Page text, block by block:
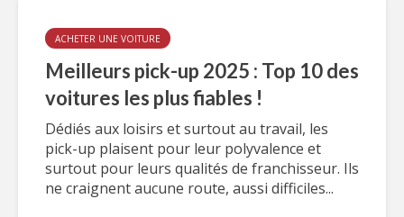
ACHETER UNE VOITURE
Meilleurs pick-up 2025 : Top 10 des
voitures les plus fiables !
Dédiés aux loisirs et surtout au travail, les
pick-up plaisent pour leur polyvalence et
surtout pour leurs qualités de franchisseur. Ils
ne craignent aucune route, aussi difficiles...